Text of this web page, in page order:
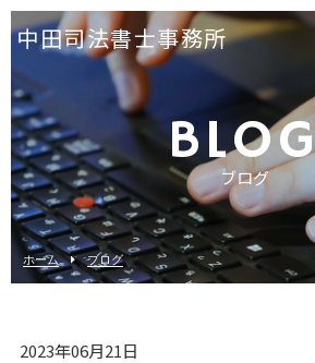
中田司法書士事務所
ブログ
ホーム ブログ
2023年06月21日